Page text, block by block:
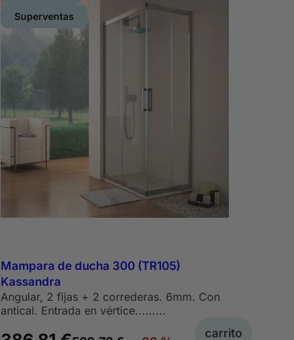
Superventas
Mampara de ducha 300 (TR105)
Kassandra
Angular, 2 fijas + 2 correderas. 6mm. Con
antical. Entrada en vértice.........
carrito